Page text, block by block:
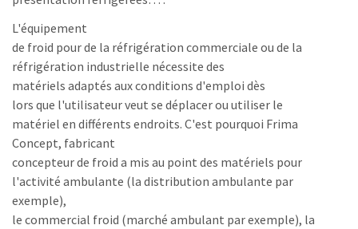
L'équipement
de froid pour de la réfrigération commerciale ou de la
réfrigération industrielle nécessite des
matériels adaptés aux conditions d'emploi dès
lors que l'utilisateur veut se déplacer ou utiliser le
matériel en différents endroits. C'est pourquoi Frima
Concept, fabricant
concepteur de froid a mis au point des matériels pour
l'activité ambulante (la distribution ambulante par
exemple),
le commercial froid (marché ambulant par exemple), la